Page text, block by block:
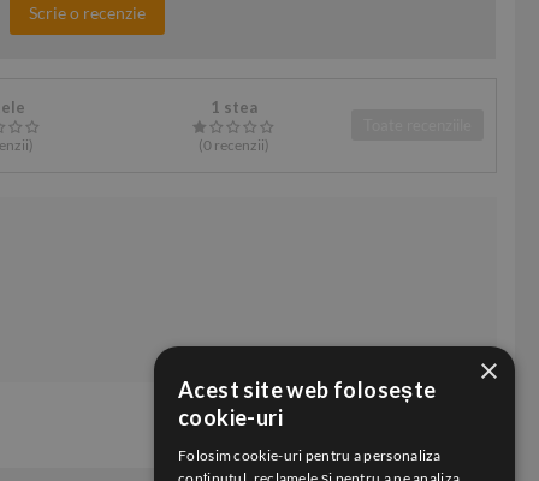
Scrie o recenzie
)
1 stea
(0recenzii)
×
Acest site web folosește
cookie-uri
Folosim cookie-uri pentru a personaliza